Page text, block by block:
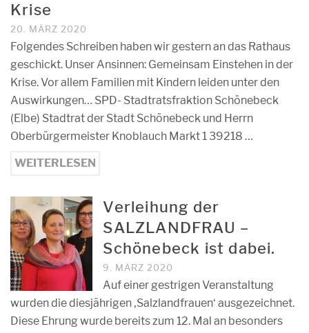
Krise
20. MÄRZ 2020
Folgendes Schreiben haben wir gestern an das Rathaus
geschickt. Unser Ansinnen: Gemeinsam Einstehen in der
Krise. Vor allem Familien mit Kindern leiden unter den
Auswirkungen… SPD- Stadtratsfraktion Schönebeck
(Elbe) Stadtrat der Stadt Schönebeck und Herrn
Oberbürgermeister Knoblauch Markt 1 39218 …
WEITERLESEN
Verleihung der
SALZLANDFRAU –
Schönebeck ist dabei.
9. MÄRZ 2020
Auf einer gestrigen Veranstaltung
wurden die diesjährigen ‚Salzlandfrauen‘ ausgezeichnet.
Diese Ehrung wurde bereits zum 12. Mal an besonders